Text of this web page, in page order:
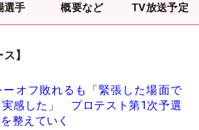
選手 概要など TV放送予定
】
ーオフ敗れるも「緊張した場面で
実感した」 プロテスト第1次予選
整えていく